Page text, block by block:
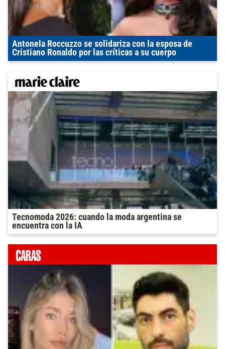
Antonela Roccuzzo se solidariza con la esposa de
Cristiano Ronaldo por las críticas a su cuerpo
Tecnomoda 2026: cuando la moda argentina se
encuentra con la IA